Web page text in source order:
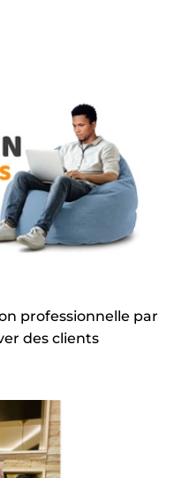
professionnelle par
des clients